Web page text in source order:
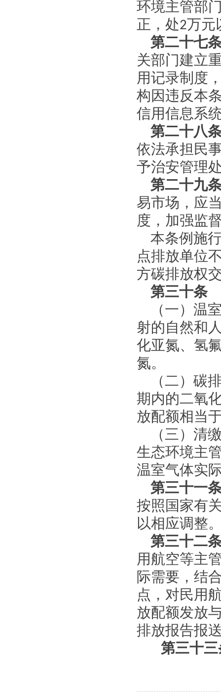
环境主管部
正，处2万元
第二十七
关部门建立
用记录制度
构因违反本
信用信息系
第二十八
依法承担民
予治安管理
第二十九
易市场，应
度，加强监
本条例施
点排放单位
方碳排放权
第三十条
（一）温
射的自然和
化亚氮、氢
氮。
（二）碳
期内的二氧
放配额相当
（三）清
生态环境主
温室气体实
第三十一
按照国家有
以相应调整
第三十二
用航空等主
际需要，结
点，对民用
放配额发放
排放报告报
第三十三